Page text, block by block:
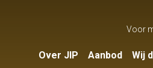
Voor
Over JIP Aanbod Wij